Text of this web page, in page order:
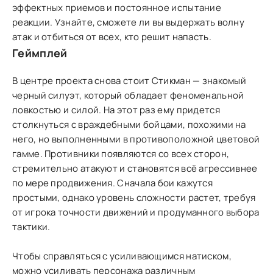
эффектных приемов и постоянное испытание
реакции. Узнайте, сможете ли вы выдержать волну
атак и отбиться от всех, кто решит напасть.
Геймплей
В центре проекта снова стоит Стикман — знакомый
черный силуэт, который обладает феноменальной
ловкостью и силой. На этот раз ему придется
столкнуться с враждебными бойцами, похожими на
него, но выполненными в противоположной цветовой
гамме. Противники появляются со всех сторон,
стремительно атакуют и становятся всё агрессивнее
по мере продвижения. Сначала бои кажутся
простыми, однако уровень сложности растет, требуя
от игрока точности движений и продуманного выбора
тактики.
Чтобы справляться с усиливающимся натиском,
можно усиливать персонажа различным